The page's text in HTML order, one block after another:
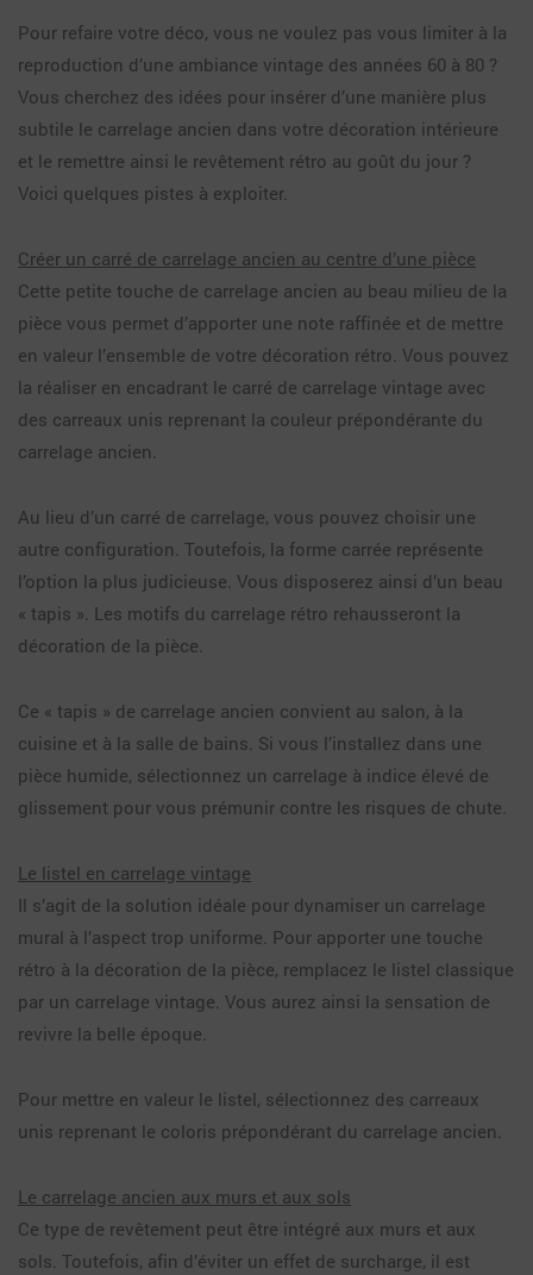
Pour refaire votre déco, vous ne voulez pas vous limiter à la
reproduction d’une ambiance vintage des années 60 à 80 ?
Vous cherchez des idées pour insérer d’une manière plus
subtile le carrelage ancien dans votre décoration intérieure
et le remettre ainsi le revêtement rétro au goût du jour ?
Voici quelques pistes à exploiter.
Créer un carré de carrelage ancien au centre d’une pièce
Cette petite touche de carrelage ancien au beau milieu de la
pièce vous permet d’apporter une note raffinée et de mettre
en valeur l’ensemble de votre décoration rétro. Vous pouvez
la réaliser en encadrant le carré de carrelage vintage avec
des carreaux unis reprenant la couleur prépondérante du
carrelage ancien.
Au lieu d’un carré de carrelage, vous pouvez choisir une
autre configuration. Toutefois, la forme carrée représente
l’option la plus judicieuse. Vous disposerez ainsi d’un beau
« tapis ». Les motifs du carrelage rétro rehausseront la
décoration de la pièce.
Ce « tapis » de carrelage ancien convient au salon, à la
cuisine et à la salle de bains. Si vous l’installez dans une
pièce humide, sélectionnez un carrelage à indice élevé de
glissement pour vous prémunir contre les risques de chute.
Le listel en carrelage vintage
Il s’agit de la solution idéale pour dynamiser un carrelage
mural à l’aspect trop uniforme. Pour apporter une touche
rétro à la décoration de la pièce, remplacez le listel classique
par un carrelage vintage. Vous aurez ainsi la sensation de
revivre la belle époque.
Pour mettre en valeur le listel, sélectionnez des carreaux
unis reprenant le coloris prépondérant du carrelage ancien.
Le carrelage ancien aux murs et aux sols
Ce type de revêtement peut être intégré aux murs et aux
sols. Toutefois, afin d’éviter un effet de surcharge, il est